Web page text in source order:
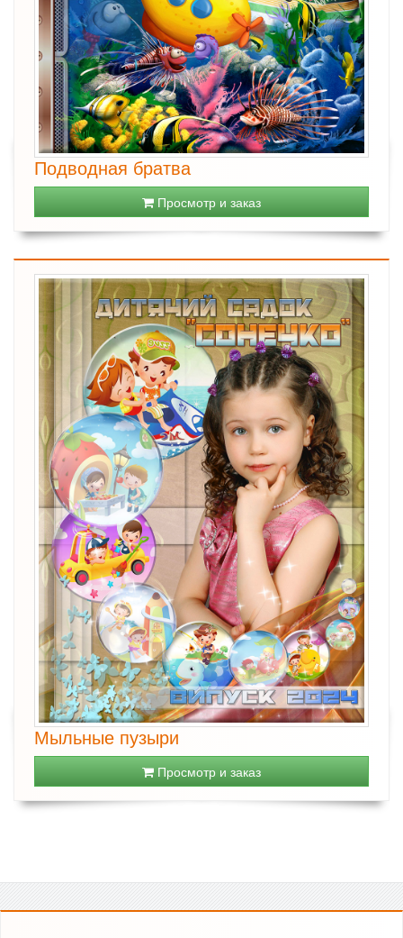
Подводная братва
Просмотр и заказ
Мыльные пузыри
Просмотр и заказ